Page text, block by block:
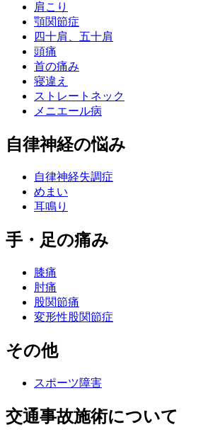
肩こり
顎関節症
四十肩、五十肩
頭痛
首の痛み
寝違え
ストレートネック
メニエール病
自律神経の悩み
自律神経失調症
めまい
耳鳴り
手・足の痛み
膝痛
肘痛
股関節痛
変形性股関節症
その他
スポーツ障害
交通事故施術について